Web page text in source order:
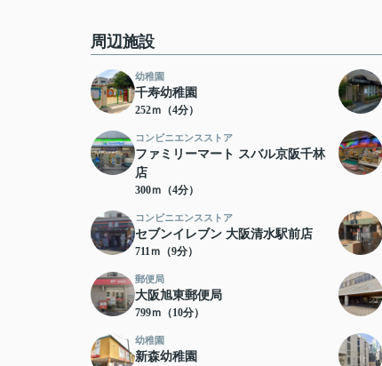
周辺施設
幼稚園
千寿幼稚園
252ｍ（4分）
コンビニエンスストア
ファミリーマート スバル京阪千林
店
300ｍ（4分）
コンビニエンスストア
セブンイレブン 大阪清水駅前店
711ｍ（9分）
郵便局
大阪旭東郵便局
799ｍ（10分）
幼稚園
新森幼稚園